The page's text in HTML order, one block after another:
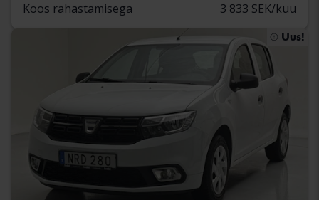
Koos rahastamisega 3 833 SEK/kuu
Uus!